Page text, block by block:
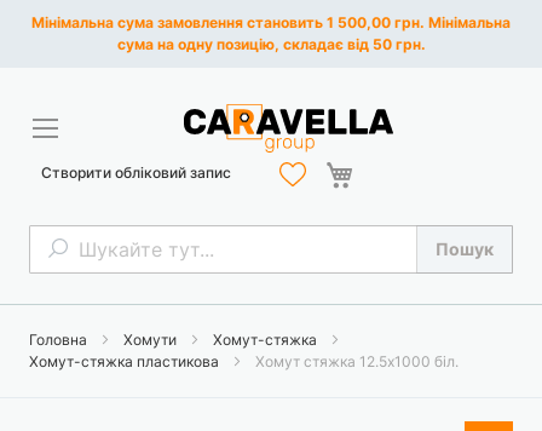
Мінімальна сума замовлення становить 1 500,00 грн. Мінімальна
сума на одну позицію, складає від 50 грн.
Пошук Пошук
Створити обліковий запис
Головна Хомути
Хомут-стяжка
Хомут-стяжка пластикова
Хомут стяжка 12.5х1000 біл.